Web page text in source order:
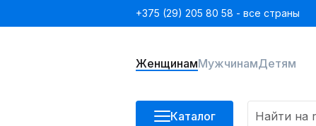
+375 (29) 205 80 58 - все страны
ЖенщинамМужчинамДетям
Каталог